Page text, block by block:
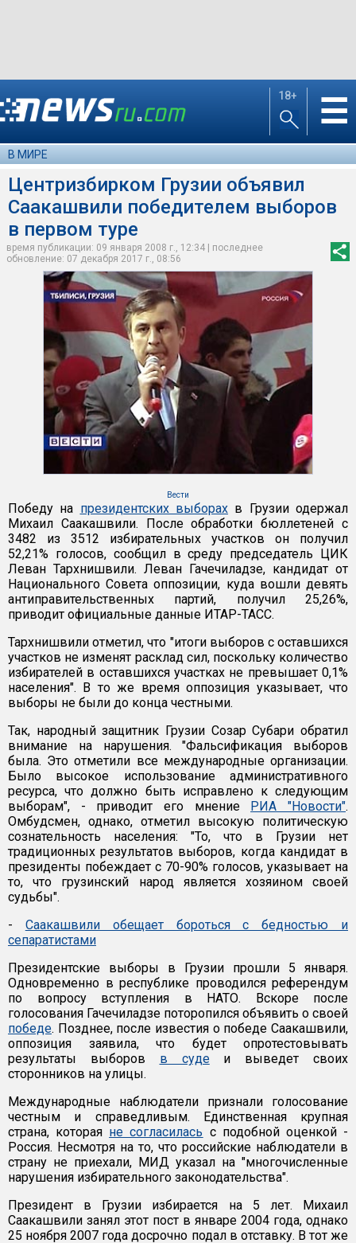
18+ ☰
В МИРЕ
Центризбирком Грузии объявил
Саакашвили победителем выборов
в первом туре
время публикации: 09 января 2008 г., 12:34 | последнее
обновление: 07 декабря 2017 г., 08:56
Вести
Победу на президентских выборах в Грузии одержал
Михаил Саакашвили. После обработки бюллетеней с
3482 из 3512 избирательных участков он получил
52,21% голосов, сообщил в среду председатель ЦИК
Леван Тархнишвили. Леван Гачечиладзе, кандидат от
Национального Совета оппозиции, куда вошли девять
антиправительственных партий, получил 25,26%,
приводит официальные данные ИТАР-ТАСС.
Тархнишвили отметил, что "итоги выборов с оставшихся
участков не изменят расклад сил, поскольку количество
избирателей в оставшихся участках не превышает 0,1%
населения". В то же время оппозиция указывает, что
выборы не были до конца честными.
Так, народный защитник Грузии Созар Субари обратил
внимание на нарушения. "Фальсификация выборов
была. Это отметили все международные организации.
Было высокое использование административного
ресурса, что должно быть исправлено к следующим
выборам", - приводит его мнение РИА "Новости".
Омбудсмен, однако, отметил высокую политическую
сознательность населения: "То, что в Грузии нет
традиционных результатов выборов, когда кандидат в
президенты побеждает с 70-90% голосов, указывает на
то, что грузинский народ является хозяином своей
судьбы".
- Саакашвили обещает бороться с бедностью и
сепаратистами
Президентские выборы в Грузии прошли 5 января.
Одновременно в республике проводился референдум
по вопросу вступления в НАТО. Вскоре после
голосования Гачечиладзе поторопился объявить о своей
победе. Позднее, после известия о победе Саакашвили,
оппозиция заявила, что будет опротестовывать
результаты выборов в судеи выведет своих
сторонников на улицы.
Международные наблюдатели признали голосование
честным и справедливым. Единственная крупная
страна, которая не согласилась с подобной оценкой -
Россия. Несмотря на то, что российские наблюдатели в
страну не приехали, МИД указал на "многочисленные
нарушения избирательного законодательства".
Президент в Грузии избирается на 5 лет. Михаил
Саакашвили занял этот пост в январе 2004 года, однако
25 ноября 2007 года досрочно подал в отставку. В тот же